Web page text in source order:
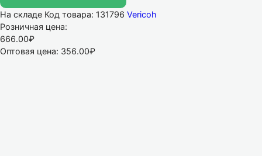
На складе Код товара: 131796 Vericoh
Розничная цена:
666.00₽
Оптовая цена: 356.00₽